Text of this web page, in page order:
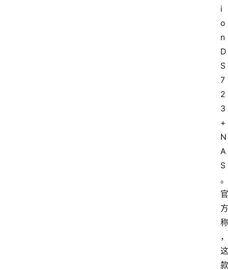
i
o
n
D
S
7
2
3
+
N
A
S
。
官
方
称
，
这
款